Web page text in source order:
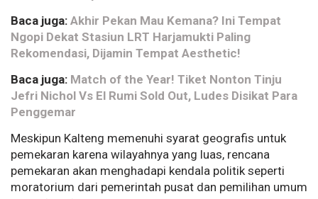
Baca juga: Akhir Pekan Mau Kemana? Ini Tempat
Ngopi Dekat Stasiun LRT Harjamukti Paling
Rekomendasi, Dijamin Tempat Aesthetic!
Baca juga: Match of the Year! Tiket Nonton Tinju
Jefri Nichol Vs El Rumi Sold Out, Ludes Disikat Para
Penggemar
Meskipun Kalteng memenuhi syarat geografis untuk
pemekaran karena wilayahnya yang luas, rencana
pemekaran akan menghadapi kendala politik seperti
moratorium dari pemerintah pusat dan pemilihan umum